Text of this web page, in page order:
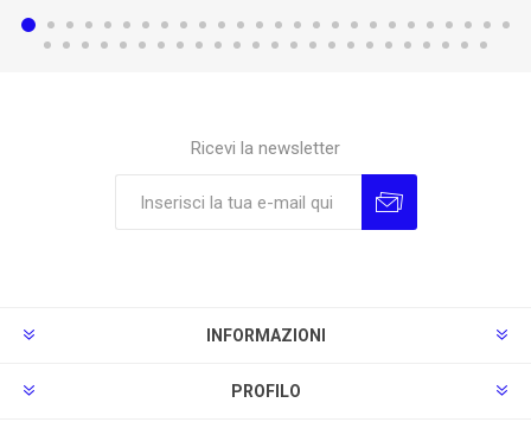
Ricevi la newsletter
INFORMAZIONI
PROFILO